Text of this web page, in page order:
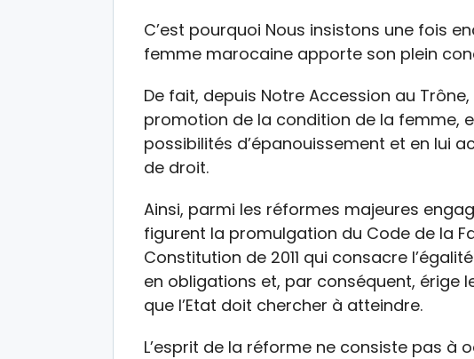
C’est pourquoi Nous insistons une fois
femme marocaine apporte son plein
De fait, depuis Notre Accession au
promotion de la condition de la femme,
possibilités d’épanouissement et en lui
de droit.
Ainsi, parmi les réformes majeures
figurent la promulgation du Code de la
Constitution de 2011 qui consacre
en obligations et, par conséquent, érige
que l’Etat doit chercher à atteindre.
L’esprit de la réforme ne consiste pas à